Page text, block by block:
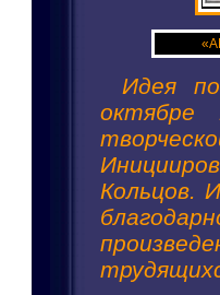
Идея
октябре
Кольцов.